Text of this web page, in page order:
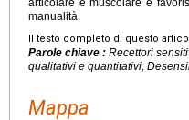
manualità.
Il testo completo di questo
Parole chiave : Recettori
qualitativi e quantitativi,
Mappa